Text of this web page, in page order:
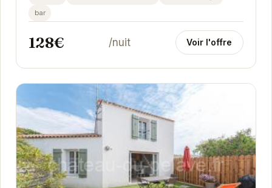
bar
128€ /nuit Voir l'offre